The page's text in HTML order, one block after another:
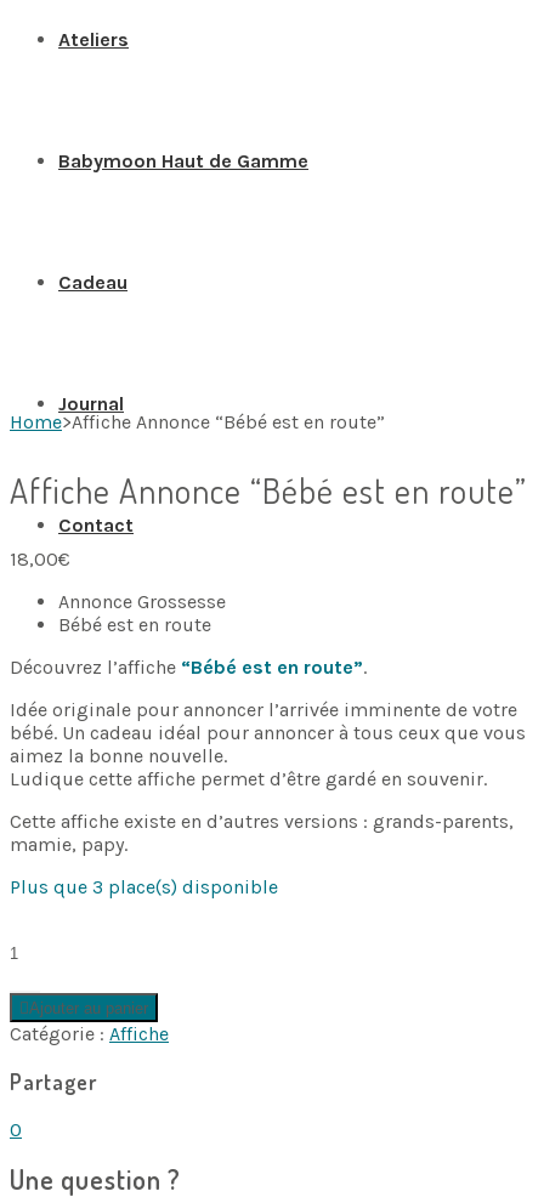
Ateliers
Babymoon Haut de Gamme
Cadeau
Journal
Contact
Home>Affiche Annonce “Bébé est en route”
Affiche Annonce “Bébé est en route”
18,00€
Annonce Grossesse
Bébé est en route
Découvrez l’affiche “Bébé est en route”.
Idée originale pour annoncer l’arrivée imminente de votre
bébé. Un cadeau idéal pour annoncer à tous ceux que vous
aimez la bonne nouvelle.
Ludique cette affiche permet d’être gardé en souvenir.
Cette affiche existe en d’autres versions : grands-parents,
mamie, papy.
Plus que 3 place(s) disponible
Annonce
est
en
route"
Ajouter au panier
Catégorie : Affiche
Partager
0
Une question ?